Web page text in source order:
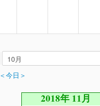
＜今日＞
2018年 11月